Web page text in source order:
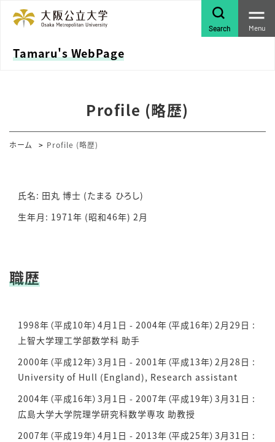
Tamaru's WebPage
Search Menu
Profile (略歴)
ホーム Profile (略歴)
氏名: 田丸 博士 (たまる ひろし)
生年月: 1971年 (昭和46年) 2月
職歴
1998年（平成10年）4月1日 - 2004年（平成16年）2月29日 :
上智大学理工学部数学科 助手
2000年（平成12年）3月1日 - 2001年（平成13年）2月28日 :
University of Hull (England), Research assistant
2004年（平成16年）3月1日 - 2007年（平成19年）3月31日 :
広島大学大学院理学研究科数学専攻 助教授
2007年（平成19年）4月1日 - 2013年（平成25年）3月31日 :